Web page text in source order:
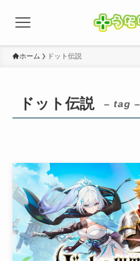
ホーム ドット伝説
ドット伝説 – tag –